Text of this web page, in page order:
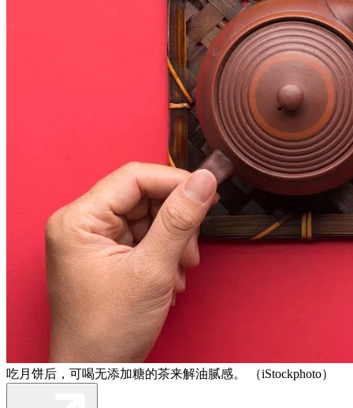
吃月饼后，可喝无添加糖的茶来解油腻感。 （iStockphoto）